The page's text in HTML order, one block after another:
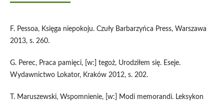
F. Pessoa, Księga niepokoju. Czuły Barbarzyńca Press, Warszawa
2013, s. 260.
G. Perec, Praca pamięci, [w:] tegoż, Urodziłem się. Eseje.
Wydawnictwo Lokator, Kraków 2012, s. 202.
T. Maruszewski, Wspomnienie, [w:] Modi memorandi. Leksykon